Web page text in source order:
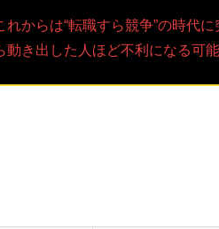
れからは“転職すら競争”の時代
動き出した人ほど不利になる可